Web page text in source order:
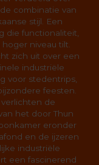
combinatie van
stijl. Een
die functionaliteit,
niveau tilt.
zich uit over een
industriële
voor stedentrips,
feesten.
de
het door Thun
eronder
en de ijzeren
industriële
een fascinerend